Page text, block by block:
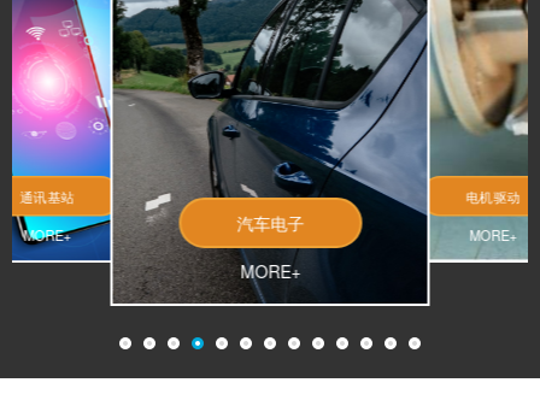
LED显示屏
通讯基站
MORE+
汽车电子
MORE+
电机驱动
MORE+
机器人